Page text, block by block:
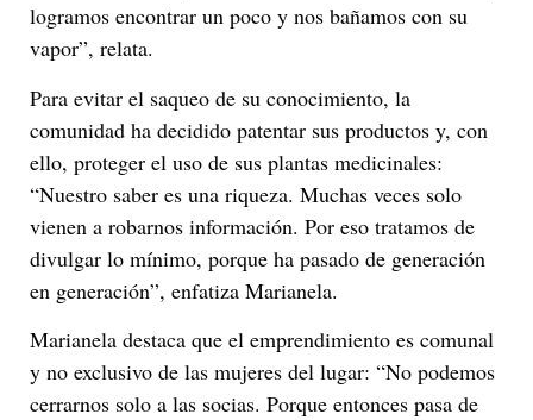
logramos encontrar un poco y nos bañamos con su
vapor”, relata.
Para evitar el saqueo de su conocimiento, la
comunidad ha decidido patentar sus productos y, con
ello, proteger el uso de sus plantas medicinales:
“Nuestro saber es una riqueza. Muchas veces solo
vienen a robarnos información. Por eso tratamos de
divulgar lo mínimo, porque ha pasado de generación
en generación”, enfatiza Marianela.
Marianela destaca que el emprendimiento es comunal
y no exclusivo de las mujeres del lugar: “No podemos
cerrarnos solo a las socias. Porque entonces pasa de